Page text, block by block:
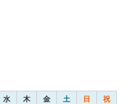
水 木 金 土 日 祝